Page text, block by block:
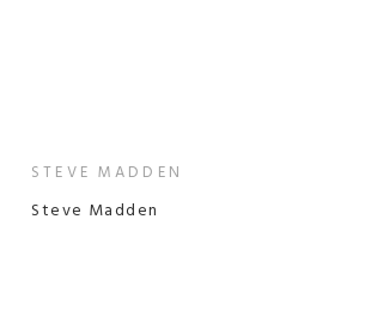
STEVE MADDEN
Steve Madden